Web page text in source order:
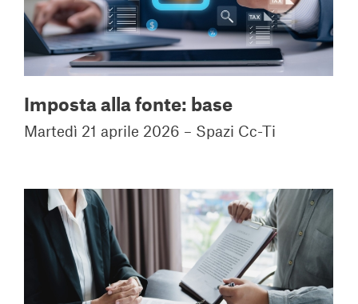
Imposta alla fonte: base
Martedì 21 aprile 2026 – Spazi Cc-Ti